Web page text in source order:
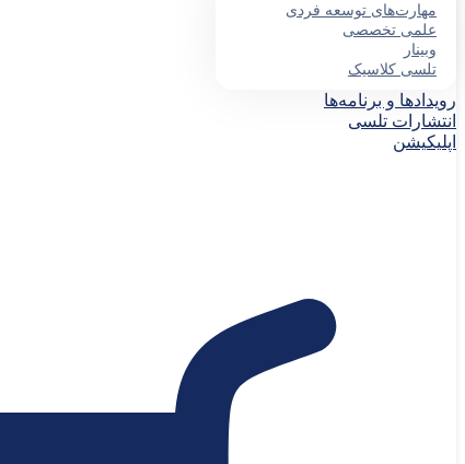
مهارت‌های توسعه فردی
علمی تخصصی
وبینار
تلسی کلاسیک
رویدادها و برنامه‌ها
انتشارات تلسی
اپلیکیشن